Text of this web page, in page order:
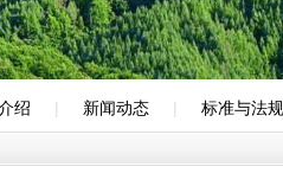
绍 | 新闻动态 | 标准与法规